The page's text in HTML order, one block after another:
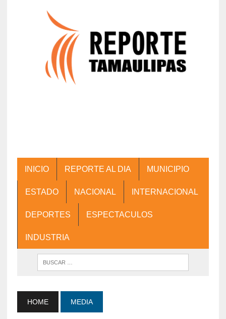
INICIO REPORTE AL DIA MUNICIPIO
ESTADO NACIONAL INTERNACIONAL
DEPORTES ESPECTACULOS
INDUSTRIA
HOME MEDIA